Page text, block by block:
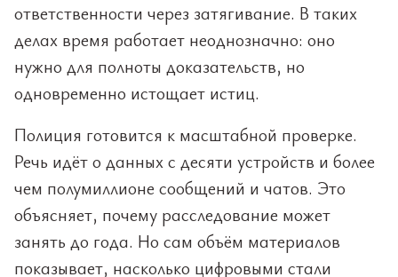
ответственности через затягивание. В таких
делах время работает неоднозначно: оно
нужно для полноты доказательств, но
одновременно истощает истиц.
Полиция готовится к масштабной проверке.
Речь идёт о данных с десяти устройств и более
чем полумиллионе сообщений и чатов. Это
объясняет, почему расследование может
занять до года. Но сам объём материалов
показывает, насколько цифровыми стали